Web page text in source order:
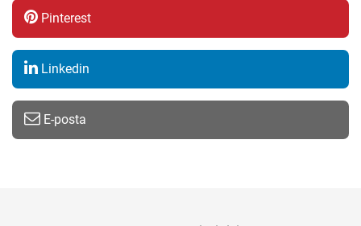
Pinterest
Linkedin
E-posta